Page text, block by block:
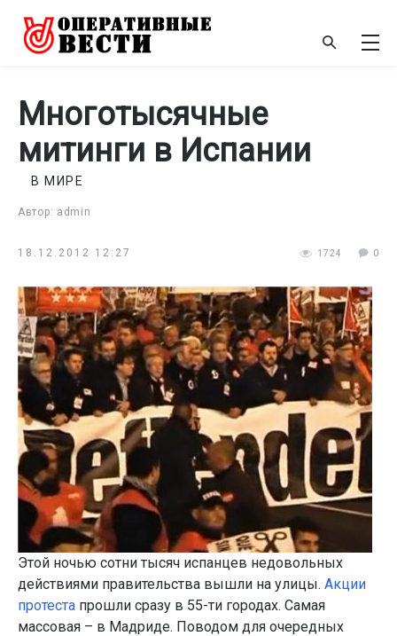
Многотысячные
митинги в Испании
Автор: admin
В МИРЕ
18.12.2012 12:27 1724 0
Этой ночью сотни тысяч испанцев недовольных
действиями правительства вышли на улицы. Акции
протеста прошли сразу в 55-ти городах. Самая
массовая – в Мадриде. Поводом для очередных